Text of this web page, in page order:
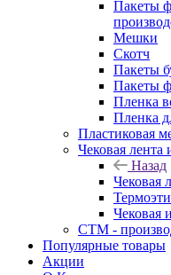
Пакеты
Мешки
Скотч
Пакеты
Пакеты
Пленка
Пленка
Пластиковая
Чековая лента
Назад
Чековая
Чековая
СТМ -
Популярные товары
Акции